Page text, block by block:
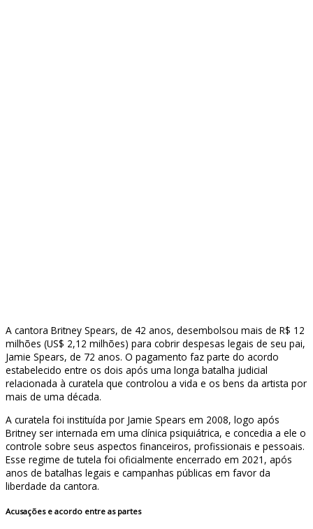
A cantora Britney Spears, de 42 anos, desembolsou mais de R$ 12
milhões (US$ 2,12 milhões) para cobrir despesas legais de seu pai,
Jamie Spears, de 72 anos. O pagamento faz parte do acordo
estabelecido entre os dois após uma longa batalha judicial
relacionada à curatela que controlou a vida e os bens da artista por
mais de uma década.
A curatela foi instituída por Jamie Spears em 2008, logo após
Britney ser internada em uma clínica psiquiátrica, e concedia a ele o
controle sobre seus aspectos financeiros, profissionais e pessoais.
Esse regime de tutela foi oficialmente encerrado em 2021, após
anos de batalhas legais e campanhas públicas em favor da
liberdade da cantora.
Acusações e acordo entre as partes